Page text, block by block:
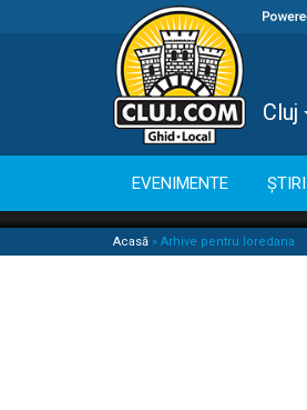
Cluj
EVENIMENTE ȘTIRI
Acasă » Arhive pentru loredana